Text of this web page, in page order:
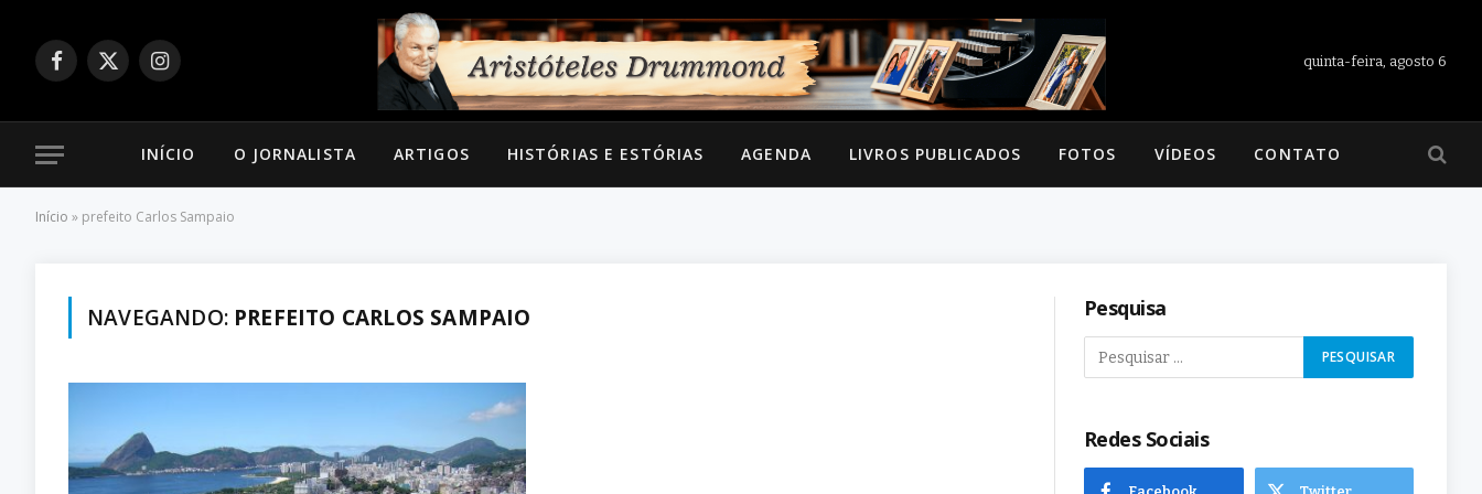
Facebook
X
Instagram
quinta-feira, agosto 6
INÍCIO O JORNALISTA ARTIGOS HISTÓRIAS E ESTÓRIAS AGENDA LIVROS PUBLICADOS FOTOS VÍDEOS CONTATO
Início » prefeito Carlos Sampaio
NAVEGANDO: PREFEITO CARLOS SAMPAIO Pesquisa
Redes Sociais